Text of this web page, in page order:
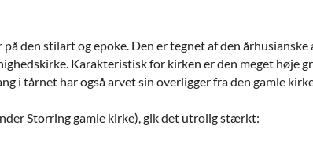
den stilart og epoke. Den er tegnet af den
Karakteristisk for kirken er den meget høje
i tårnet har også arvet sin overligger fra den gamle
Storring gamle kirke), gik det utrolig stærkt: